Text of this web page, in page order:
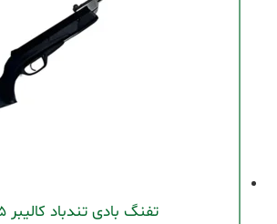
تفنگ بادی تندباد کالیبر ۴٫۵ فایبر